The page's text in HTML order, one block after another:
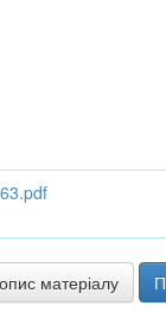
матеріалу